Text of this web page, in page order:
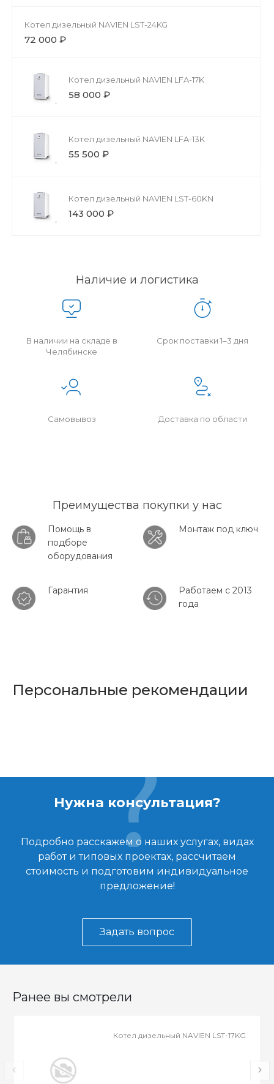
Котел дизельный NAVIEN LST-24KG
72 000 ₽
Котел дизельный NAVIEN LFA-17K
58 000 ₽
Котел дизельный NAVIEN LFA-13K
55 500 ₽
Котел дизельный NAVIEN LST-60KN
143 000 ₽
Наличие и логистика
В наличии на складе в
Челябинске
Срок поставки 1–3 дня
Самовывоз Доставка по области
Преимущества покупки у нас
Помощь в
подборе
оборудования
Монтаж под ключ
Гарантия
Работаем с 2013
года
Персональные рекомендации
Нужна консультация?
Подробно расскажем о наших услугах, видах
работ и типовых проектах, рассчитаем
стоимость и подготовим индивидуальное
предложение!
Задать вопрос
Ранее вы смотрели
Котел дизельный NAVIEN LST-17KG